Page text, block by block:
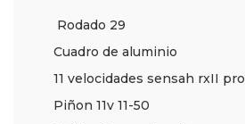
Rodado 29
Cuadro de aluminio
11 velocidades sensah rxII pro
Piñon 11v 11-50